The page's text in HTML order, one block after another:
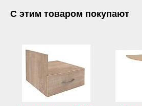
С этим товаром покупают